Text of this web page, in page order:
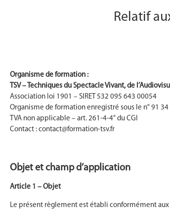
Relatif
Organisme de formation :
TSV – Techniques du Spectacle Vivant, de
Association loi 1901 – SIRET 532 095 643 00054
Organisme de formation enregistré sous le n° 91 34
TVA non applicable – art. 261-4-4° du CGI
Contact : contact@formation-tsv.fr
Objet et champ d’application
Article 1 – Objet
Le présent règlement est établi conformément aux